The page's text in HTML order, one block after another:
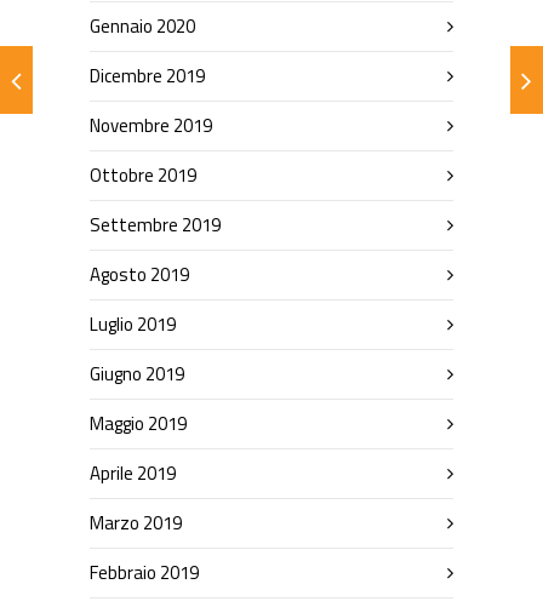
Gennaio 2020
Dicembre 2019
Novembre 2019
Ottobre 2019
Settembre 2019
Agosto 2019
Luglio 2019
Giugno 2019
Maggio 2019
Aprile 2019
Marzo 2019
Febbraio 2019